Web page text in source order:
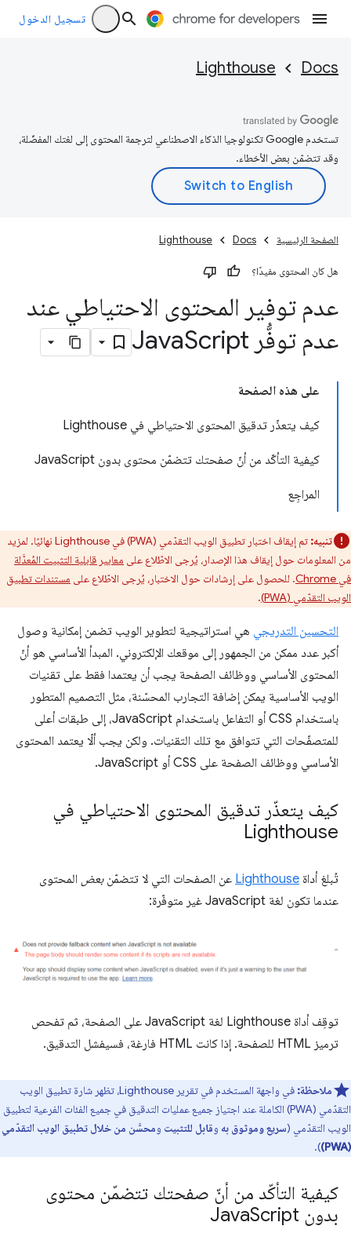
تسجيل الدخول
Docs
Lighthouse
تستخدم Google تكنولوجيا الذكاء الاصطناعي لترجمة المحتوى إلى لغتك المفضّلة،
وقد تتضمّن بعض الأخطاء.
الصفحة الرئيسية Docs
Lighthouse
هل كان المحتوى مفيدًا؟
عدم توفير المحتوى الاحتياطي عند
عدم توفُّر Java Script
على هذه الصفحة
كيف يتعذّر تدقيق المحتوى الاحتياطي في Lighthouse
كيفية التأكّد من أنّ صفحتك تتضمّن محتوى بدون JavaScript
المراجِع
تنبيه:
تم إيقاف اختبار تطبيق الويب التقدّمي (PWA) في Lighthouse نهائيًا. لمزيد
من المعلومات حول إيقاف هذا الإصدار، يُرجى الاطّلاع على معايير قابلية التثبيت المُعدَّلة
في Chrome
. للحصول على إرشادات حول الاختبار، يُرجى الاطّلاع على مستندات تطبيق
الويب التقدّمي (PWA)
.
التحسين التدريجي هي استراتيجية لتطوير الويب تضمن إمكانية وصول
أكبر عدد ممكن من الجمهور إلى موقعك الإلكتروني. المبدأ الأساسي هو أنّ
المحتوى الأساسي ووظائف الصفحة يجب أن يعتمدا فقط على تقنيات
الويب الأساسية يمكن إضافة التجارب المحسّنة، مثل التصميم المتطور
باستخدام CSS أو التفاعل باستخدام JavaScript، إلى طبقات أعلى
للمتصفّحات التي تتوافق مع تلك التقنيات. ولكن يجب ألّا يعتمد المحتوى
الأساسي ووظائف الصفحة على CSS أو JavaScript.
كيف يتعذّر تدقيق المحتوى الاحتياطي في
Lighthouse
تُبلغ أداة Lighthouse عن الصفحات التي لا تتضمّنبعض المحتوى
عندما تكون لغة JavaScript غير متوفّرة:
توقِف أداة Lighthouse لغة JavaScript على الصفحة، ثم تفحص
ترميز HTML للصفحة. إذا كانت HTML فارغة، فسيفشل التدقيق.
ملاحظة:
في واجهة المستخدم في تقرير Lighthouse، تظهر شارة تطبيق الويب
التقدّمي (PWA) الكاملة عند اجتياز جميع عمليات التدقيق في جميع الفئات الفرعية لتطبيق
الويب التقدّمي (سريع وموثوق به وقابل للتثبيت ومحسَّن من خلال تطبيق الويب التقدّمي
(PWA)
).
كيفية التأكّد من أنّ صفحتك تتضمّن محتوى
بدون Java Script